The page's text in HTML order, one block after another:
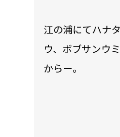
江の浦にてハナ
ウ、ボブサンウ
からー。